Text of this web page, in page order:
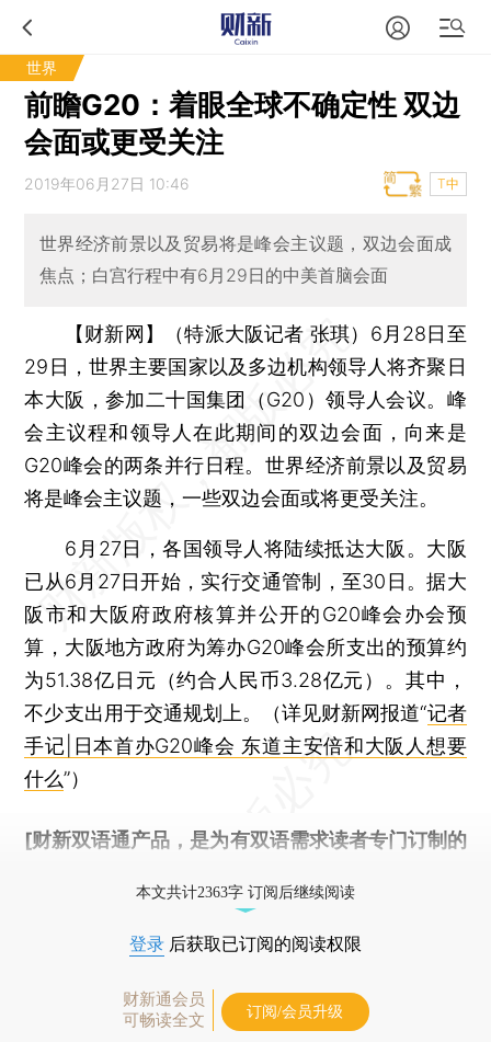
世界
前瞻G20：着眼全球不确定性 双边
会面或更受关注
2019年06月27日 10:46 T中
世界经济前景以及贸易将是峰会主议题，双边会面成
焦点；白宫行程中有6月29日的中美首脑会面
【财新网】（特派大阪记者 张琪） 6月28日至
29日，世界主要国家以及多边机构领导人将齐聚日
本大阪，参加二十国集团（G20）领导人会议。峰
会主议程和领导人在此期间的双边会面，向来是
G20峰会的两条并行日程。世界经济前景以及贸易
将是峰会主议题，一些双边会面或将更受关注。
6月27日，各国领导人将陆续抵达大阪。大阪
已从6月27日开始，实行交通管制，至30日。据大
阪市和大阪府政府核算并公开的G20峰会办会预
算，大阪地方政府为筹办G20峰会所支出的预算约
为51.38亿日元（约合人民币3.28亿元）。其中，
不少支出用于交通规划上。（详见财新网报道“记者
手记|日本首办G20峰会 东道主安倍和大阪人想要
什么”）
[财新双语通产品，是为有双语需求读者专门订制的
本文共计2363字 订阅后继续阅读
登录 后获取已订阅的阅读权限
财新通会员
可畅读全文
订阅/会员升级